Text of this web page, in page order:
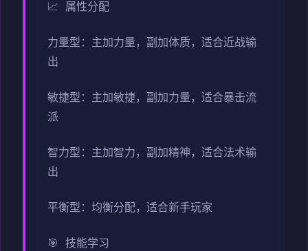
📈 属性分配
力量型：主加力量，副加体质，适合近战输
出
敏捷型：主加敏捷，副加力量，适合暴击流
派
智力型：主加智力，副加精神，适合法术输
出
平衡型：均衡分配，适合新手玩家
🎯 技能学习